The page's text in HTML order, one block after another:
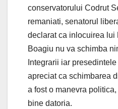
conservatorului Codrut
remaniati, senatorul
declarat ca inlocuirea lui
Boagiu nu va schimba
Integrarii iar
apreciat ca schimbarea
a fost o manevra
bine datoria.